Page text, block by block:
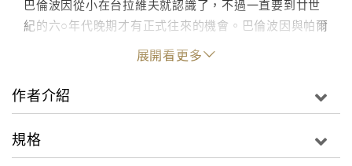
巴倫波因從小在台拉維夫就認識了，不過一直要到廿世
紀的六○年代晚期才有正式往來的機會。巴倫波因與帕爾
曼同為猶太人，並且幾乎同個時期在西方樂壇發展，有
著一份不同於其他音樂家的革命情感。九○年代，巴倫波
因的指揮成就已受到普遍的肯定，與全球頂尖的柏林愛
樂合作機會也日益頻繁，於是他與樂團邀請帕爾曼，錄
方式發行。這是帕爾曼第二次錄製布拉姆斯小提琴協奏
展開看更多
作者介紹
規格